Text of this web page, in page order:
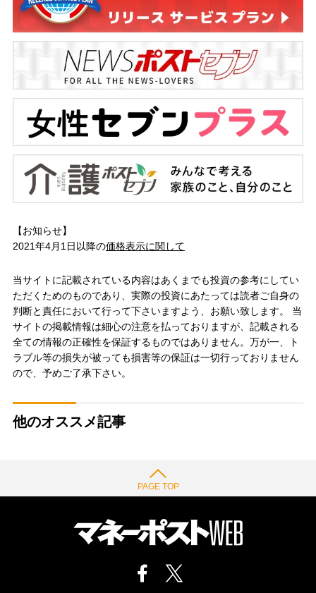
【お知らせ】
2021年4月1日以降の価格表示に関して
当サイトに記載されている内容はあくまでも投資の参考にしてい
ただくためのものであり、実際の投資にあたっては読者ご自身の
判断と責任において行って下さいますよう、お願い致します。 当
サイトの掲載情報は細心の注意を払っておりますが、記載される
全ての情報の正確性を保証するものではありません。万が一、ト
ラブル等の損失が被っても損害等の保証は一切行っておりません
ので、予めご了承下さい。
他のオススメ記事
PAGE TOP